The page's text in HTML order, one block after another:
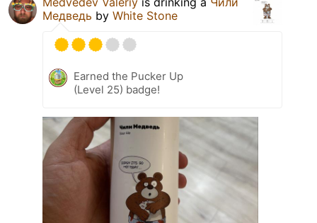
Медведь by White Stone
Earned the Pucker Up
(Level 25) badge!